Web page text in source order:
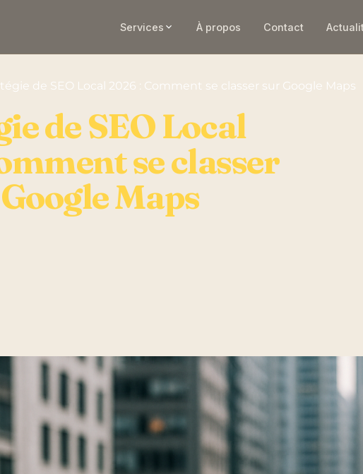
Services À propos Contact
de SEO Local 2026 : Comment se classer sur Google Maps
de SEO Local
se classer
Maps